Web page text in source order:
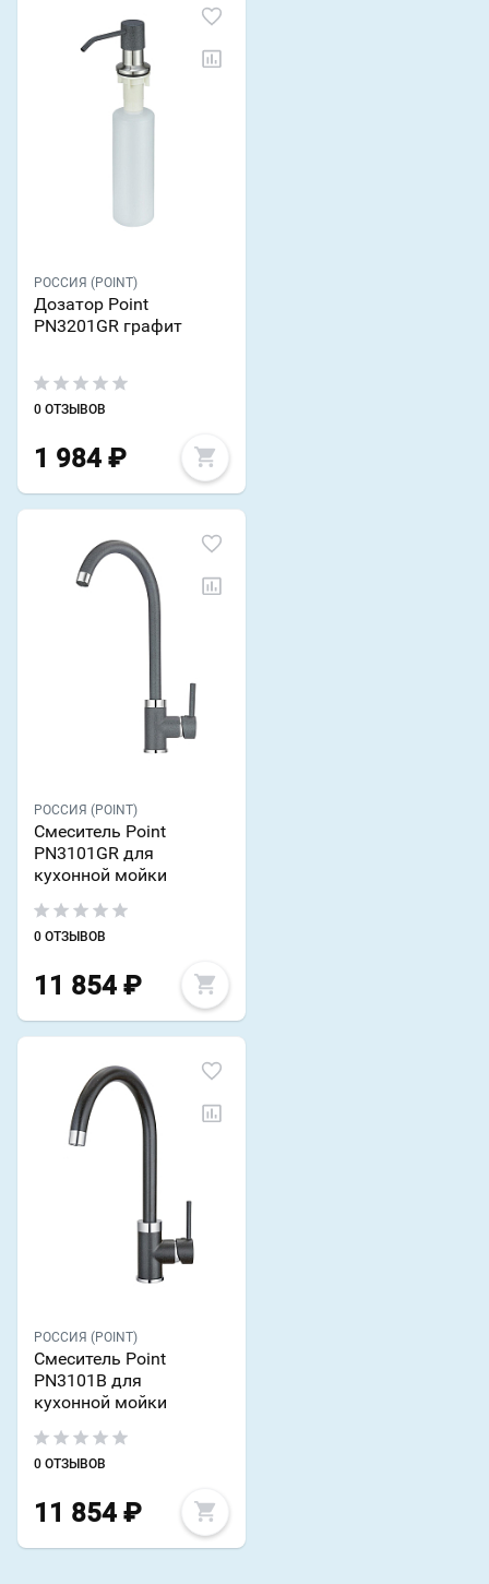
РОССИЯ (POINT)
Дозатор Point
PN3201GR графит
0 ОТЗЫВОВ
1 984 ₽
РОССИЯ (POINT)
Смеситель Point
PN3101GR для
кухонной мойки
0 ОТЗЫВОВ
11 854 ₽
РОССИЯ (POINT)
Смеситель Point
PN3101B для
кухонной мойки
0 ОТЗЫВОВ
11 854 ₽